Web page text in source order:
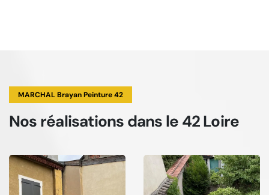
MARCHAL Brayan Peinture 42
Nos réalisations dans le 42 Loire